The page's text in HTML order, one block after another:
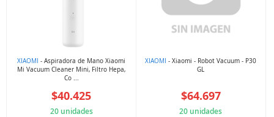
XIAOMI - Aspiradora de Mano Xiaomi
Mi Vacuum Cleaner Mini, Filtro Hepa,
Co ...
$40.425
20 unidades
XIAOMI - Xiaomi - Robot Vacuum - P30
GL
$64.697
20 unidades